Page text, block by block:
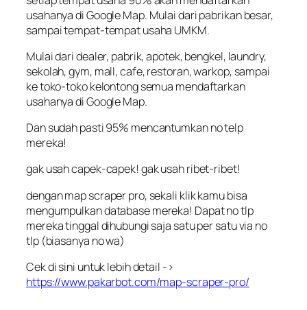
usahanya di Google Map. Mulai dari pabrikan besar,
sampai tempat-tempat usaha UMKM.
Mulai dari dealer, pabrik, apotek, bengkel, laundry,
sekolah, gym, mall, cafe, restoran, warkop, sampai
ke toko-toko kelontong semua mendaftarkan
usahanya di Google Map.
Dan sudah pasti 95% mencantumkan no telp
mereka!
gak usah capek-capek! gak usah ribet-ribet!
dengan map scraper pro, sekali klik kamu bisa
mengumpulkan database mereka! Dapat no tlp
mereka tinggal dihubungi saja satu per satu via no
tlp (biasanya no wa)
Cek di sini untuk lebih detail ->
https://www.pakarbot.com/map-scraper-pro/